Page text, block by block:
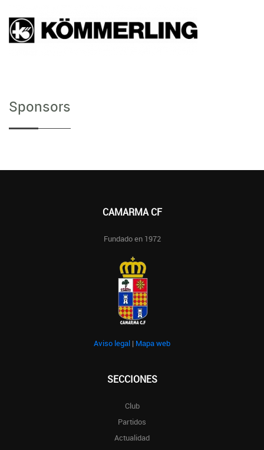
Sponsors
CAMARMA CF
Fundado en 1972
Aviso legal | Mapa web
SECCIONES
Club
Partidos
Actualidad